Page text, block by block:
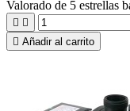
Valorado de 5 estrellas
 
 Añadir al carrito